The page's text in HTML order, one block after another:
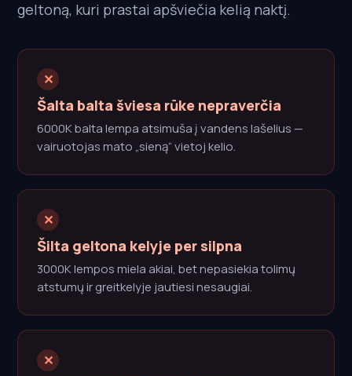
geltoną, kuri prastai apšviečia kelią naktį.
✕
Šalta balta šviesa rūke nepraverčia
6000K balta lempa atsimuša į vandens lašelius —
vairuotojas mato „sieną“ vietoj kelio.
✕
Šilta geltona kelyje per silpna
3000K lempos miela akiai, bet nepasiekia tolimų
atstumų ir greitkelyje jautiesi nesaugiai.
✕